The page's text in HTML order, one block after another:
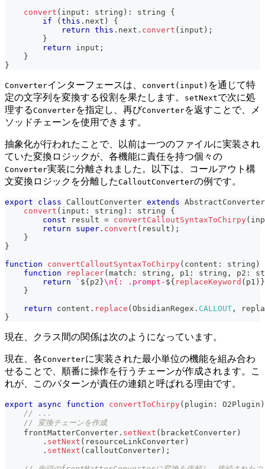
convert ( input : string ) : string
{
if
( this . next )
{
return this . next . convert ( input ) ;
}
return input ;
}
}
Converterインターフェースは、 convert(input) を通じて特
定の文字列を変換する役割を果たします。
setNextで次に処
理するConverterを指定し、再びConverterを返すことで、メ
ソッドチェーンを使用できます。
抽象化が行われたことで、以前は一つのファイルに実装され
ていた変換ロジックが、各機能に責任を持つ個々の
Converter実装に分離されました。以下は、コールアウト構
文変換ロジックを分離したCalloutConverterの例です。
export class CalloutConverter extends AbstractConverter
convert ( input : string ) : string
{
const result = convertCalloutSyntaxToChirpy(
return
super . convert ( result ) ;
}
}
function
convertCalloutSyntaxToChirpy( content : string )
function
replacer( match : string , p1 : string , p2 :
return
` ${ p2 }\n{: .prompt- ${ replaceKeyword ( p1 ) }
}
return content . replace ( ObsidianRegex . CALLOUT ,
}
現在、クラス間の関係は次のようになっています。
現在、各Converterに実装された最小単位の機能を組み合わ
せることで、順番に操作を行うチェーンが作成されます。こ
れが、このパターンが責任の連鎖と呼ばれる理由です。
export async function convertToChirpy( plugin : O2Plugin )
// ...
// 変換チェーンを作成
    frontMatterConverter
. setNext ( bracketConverter )
. setNext ( resourceLinkConverter )
. setNext ( calloutConverter ) ;